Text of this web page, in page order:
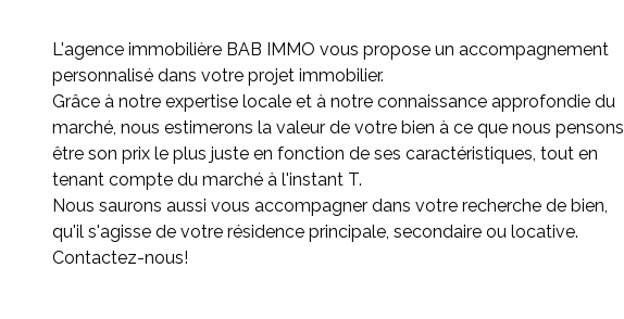
L'agence immobilière BAB IMMO vous propose un accompagnement
personnalisé dans votre projet immobilier.
Grâce à notre expertise locale et à notre connaissance approfondie du
marché, nous estimerons la valeur de votre bien à ce que nous pensons
être son prix le plus juste en fonction de ses caractéristiques, tout en
tenant compte du marché à l'instant T.
Nous saurons aussi vous accompagner dans votre recherche de bien,
qu'il s'agisse de votre résidence principale, secondaire ou locative.
Contactez-nous!